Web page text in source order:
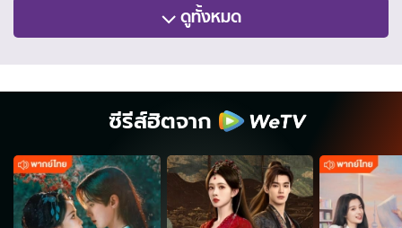
ดูทั้งหมด
ซีรีส์ฮิตจาก